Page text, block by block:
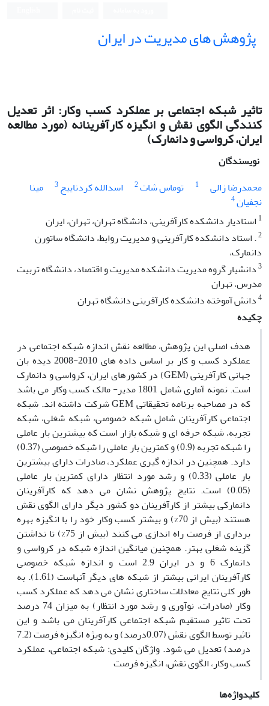
پژوهش های مدیریت در ایران
تاثیر شبکه اجتماعی بر عملکرد کسب وکار: اثر تعدیل
کنندگی الگوی نقش و انگیزه کارآفرینانه (مورد مطالعه
ایران، کرواسی و دانمارک)
نویسندگان
محمدرضا زالی
1 توماس شات2 اسدالله کردناییج3
مینا
نجفیان4
1 استادیار دانشکده کارآفرینی، دانشگاه تهران، تهران، ایران
2. استاد دانشکده کارآفرینی و مدیریت روابط، دانشگاه ساتورن
دانمارک،
3دانشیار گروه مدیریت دانشکده مدیریت و اقتصاد، دانشگاه تربیت
مدرس، تهران
4دانش آموخته دانشکده کارآفرینی دانشگاه تهران
چکیده
هدف اصلی این پژوهش، مطالعه نقش اندازه شبکه اجتماعی در
عملکرد کسب و کار بر اساس داده های 2010-2008 دیده بان
جهانی کارآفرینی (GEM) در کشورهای ایران، کرواسی و دانمارک
است. نمونه آماری شامل 1801 مدیر- مالک کسب وکار می باشد
که در مصاحبه برنامه تحقیقاتی GEM شرکت داشته اند. شبکه
اجتماعی کارآفرینان شامل شبکه خصوصی، شبکه شغلی، شبکه
تجربه، شبکه حرفه ای و شبکه بازار است که بیشترین بار عاملی
را شبکه تجربه (0.9) و کمترین بار عاملی را شبکه خصوصی (0.37)
دارد. همچنین در اندازه گیری عملکرد، صادرات دارای بیشترین
بار عاملی (0.33) و رشد مورد انتظار دارای کمترین بار عاملی
(0.05) است. نتایج پژوهش نشان می دهد که کارآفرینان
دانمارکی بیشتر از کارآفرینان دو کشور دیگر دارای الگوی نقش
هستند (بیش از 70%) و بیشتر کسب وکار خود را با انگیزه بهره
برداری از فرصت راه اندازی می کنند (بیش از 75%) تا نداشتن
گزینه شغلی بهتر. همچنین میانگین اندازه شبکه در کرواسی و
دانمارک 6 و در ایران 2.9 است و اندازه شبکه خصوصی
کارآفرینان ایرانی بیشتر از شبکه های دیگر آنهاست (1.61). به
طور کلی نتایج معادلات ساختاری نشان می دهد که عملکرد کسب
وکار (صادرات، نوآوری و رشد مورد انتظار) به میزان 74 درصد
تحت تاثیر مستقیم شبکه اجتماعی کارآفرینان می باشد و این
تاثیر توسط الگوی نقش (0.07درصد) و به ویژه انگیزه فرصت (7.2
درصد) تعدیل می شود. واژگان کلیدی: شبکه اجتماعی، عملکرد
کسب وکار، الگوی نقش، انگیزه فرصت
کلیدواژه‌ها